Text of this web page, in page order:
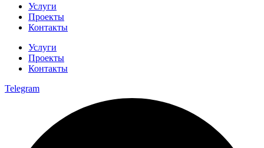
Услуги
Проекты
Контакты
Услуги
Проекты
Контакты
Telegram